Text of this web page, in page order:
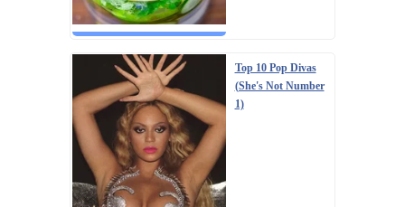
Top 10 Pop Divas
(She's Not Number
1)